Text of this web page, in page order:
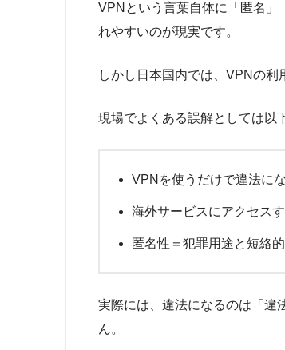
VPNという言葉自体に「匿名」
れやすいのが現実です。
しかし日本国内では、VPNの利
現場でよくある誤解としては以
VPNを使うだけで違法に
海外サービスにアクセス
匿名性＝犯罪用途と短絡
実際には、違法になるのは「違
ん。